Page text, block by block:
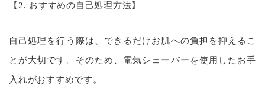
【2. おすすめの自己処理方法】
自己処理を行う際は、できるだけお肌への負担を抑えるこ
とが大切です。そのため、電気シェーバーを使用したお手
入れがおすすめです。